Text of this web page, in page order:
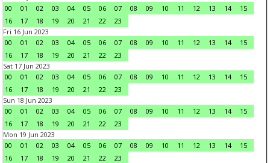
00
01 02 03 04 05 06 07 08 09 10 11 12 13 14
15
16
17 18 19 20 21 22
23
Fri 16 Jun 2023
00
01 02 03 04 05 06 07 08 09 10 11 12 13 14
15
16
17 18 19 20 21 22
23
Sat 17 Jun 2023
00
01 02 03 04 05 06 07 08 09 10 11 12 13 14
15
16
17 18 19 20 21 22
23
Sun 18 Jun 2023
00
01 02 03 04 05 06 07 08 09 10 11 12 13 14
15
16
17 18 19 20 21 22
23
Mon 19 Jun 2023
00
01 02 03 04 05 06 07 08 09 10 11 12 13 14
15
16
17 18 19 20 21 22
23